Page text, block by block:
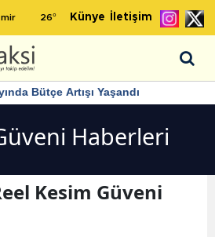
26° Künye İletişim
Bütçe Artışı Yaşandı
Haberleri
Kesim Güveni